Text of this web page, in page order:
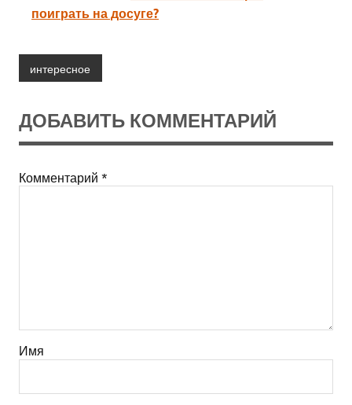
поиграть на досуге?
интересное
ДОБАВИТЬ КОММЕНТАРИЙ
Комментарий *
Имя